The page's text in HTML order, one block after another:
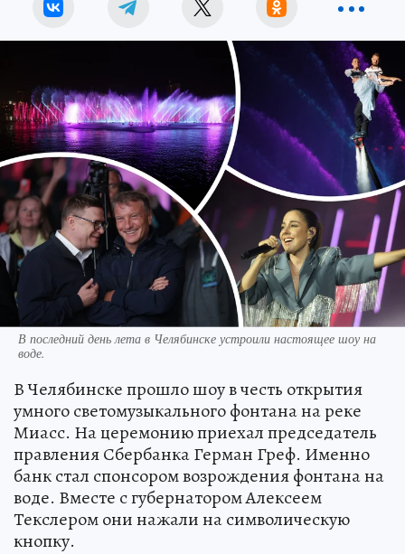
В последний день лета в Челябинске устроили настоящее шоу на
воде.
В Челябинске прошло шоу в честь открытия
умного светомузыкального фонтана на реке
Миасс. На церемонию приехал председатель
правления Сбербанка Герман Греф. Именно
банк стал спонсором возрождения фонтана на
воде. Вместе с губернатором Алексеем
Текслером они нажали на символическую
кнопку.